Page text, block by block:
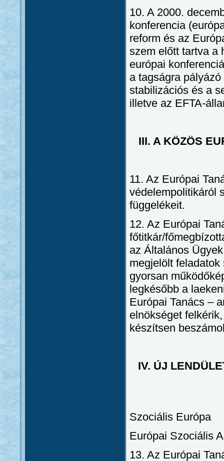
10. A 2000.
konferencia
reform és az
szem előtt tartva a
európai
a tagságra
stabilizációs és a
illetve az EFTA-
III. A KÖZÖS
11. Az Európai
védelempolitikáról
függelékeit.
12. Az Európai
főtitkár/
az Általános
megjelölt
gyorsan
legkésőbb a
Európai Tanács –
elnökséget
készítsen
IV. ÚJ
Szociális Európa
Európai Szociális
13. Az Európai